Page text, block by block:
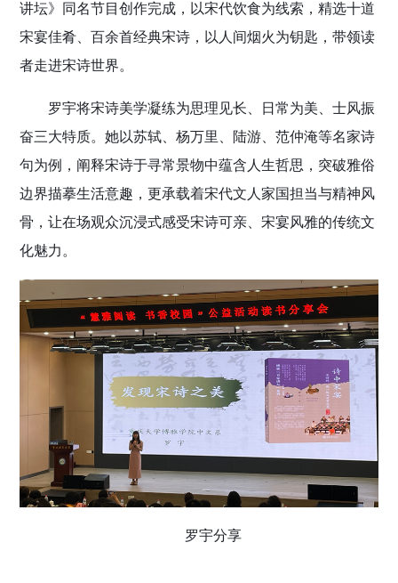
讲坛》同名节目创作完成，以宋代饮食为线索，精选十道
宋宴佳肴、百余首经典宋诗，以人间烟火为钥匙，带领读
者走进宋诗世界。
罗宇将宋诗美学凝练为思理见长、日常为美、士风振
奋三大特质。她以苏轼、杨万里、陆游、范仲淹等名家诗
句为例，阐释宋诗于寻常景物中蕴含人生哲思，突破雅俗
边界描摹生活意趣，更承载着宋代文人家国担当与精神风
骨，让在场观众沉浸式感受宋诗可亲、宋宴风雅的传统文
化魅力。
罗宇分享